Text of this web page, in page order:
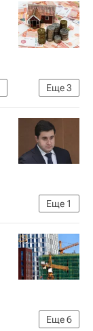
Еще3
Еще 1
Еще6